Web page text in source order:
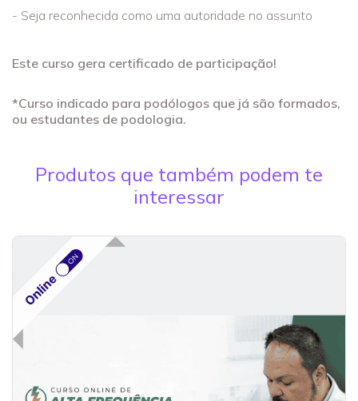
- Seja reconhecida como uma autoridade no assunto
Este curso gera certificado de participação!
*Curso indicado para podólogos que já são formados,
ou estudantes de podologia.
Produtos que também podem te
interessar